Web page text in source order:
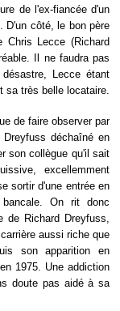
de l'ex-fiancée d'un
D'un côté, le bon père
Chris Lecce (Richard
Il ne faudra pas
Lecce étant
sa très belle locataire.
de faire observer par
déchaîné en
son collègue qu'il sait
excellemment
sortir d'une entrée en
On rit donc
de Richard Dreyfuss,
aussi riche que
son apparition en
1975. Une addiction
doute pas aidé à sa